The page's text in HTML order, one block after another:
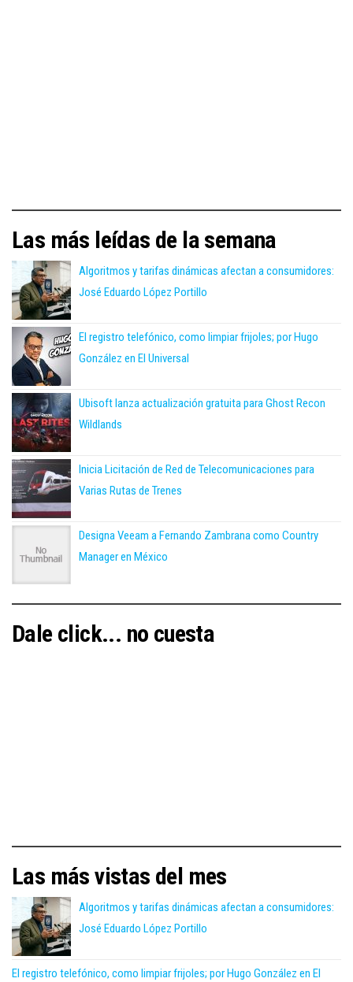
Las más leídas de la semana
Algoritmos y tarifas dinámicas afectan a consumidores:
José Eduardo López Portillo
El registro telefónico, como limpiar frijoles; por Hugo
González en El Universal
Ubisoft lanza actualización gratuita para Ghost Recon
Wildlands
Inicia Licitación de Red de Telecomunicaciones para
Varias Rutas de Trenes
Designa Veeam a Fernando Zambrana como Country
Manager en México
Dale click... no cuesta
Las más vistas del mes
Algoritmos y tarifas dinámicas afectan a consumidores:
José Eduardo López Portillo
El registro telefónico, como limpiar frijoles; por Hugo González en El